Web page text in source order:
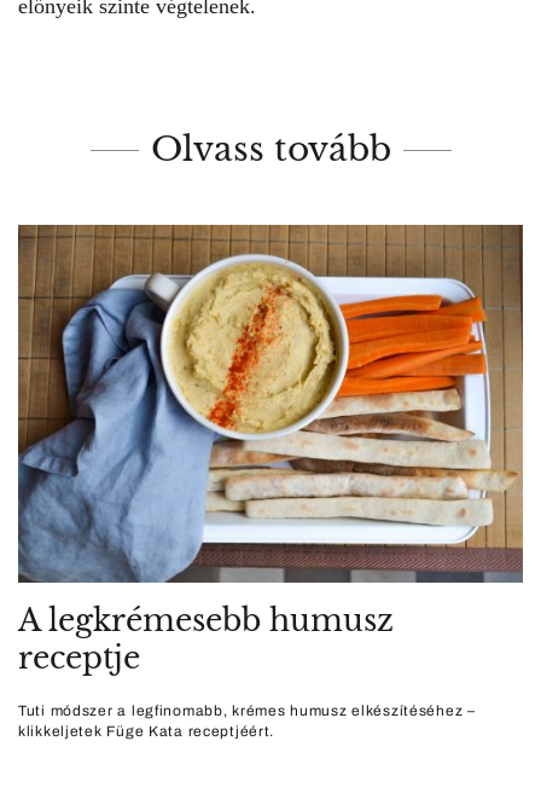
előnyeik szinte végtelenek.
Olvass tovább
A legkrémesebb humusz
receptje
Tuti módszer a legfinomabb, krémes humusz elkészítéséhez –
klikkeljetek Füge Kata receptjéért.